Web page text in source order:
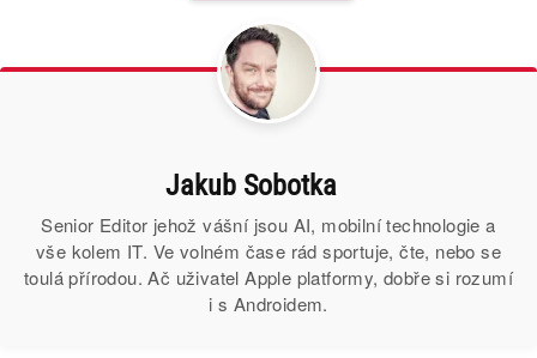
Jakub Sobotka
Senior Editor jehož vášní jsou AI, mobilní technologie a
vše kolem IT. Ve volném čase rád sportuje, čte, nebo se
toulá přírodou. Ač uživatel Apple platformy, dobře si rozumí
i s Androidem.